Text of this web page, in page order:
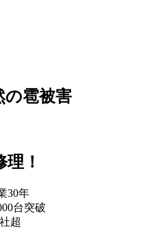
の雹被害
！